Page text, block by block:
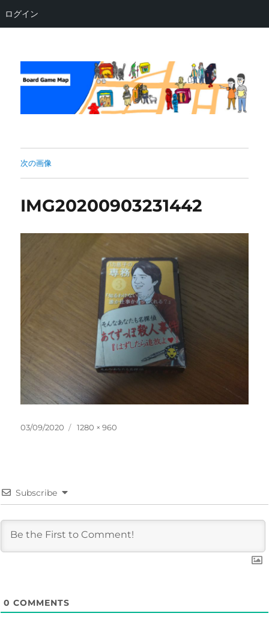
ログイン
Board Game Map
次の画像
IMG20200903231442
投
03/09/2020
フ
1280 × 960
Subscribe
0 COMMENTS